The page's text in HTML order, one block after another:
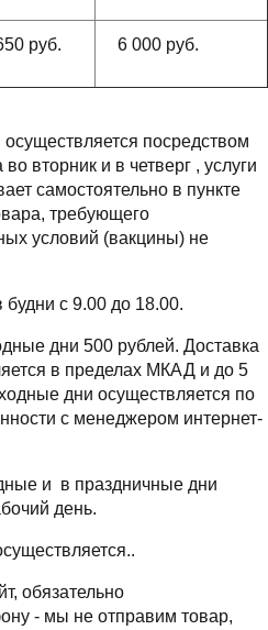
руб. 6 000 руб.
посредством
вторник и в четверг , услуги
самостоятельно в пункте
требующего
условий (вакцины) не
будни с 9.00 до 18.00.
дни 500 рублей. Доставка
в пределах МКАД и до 5
дни осуществляется по
с менеджером интернет-
и в праздничные дни
день.
обязательно
- мы не отправим товар,